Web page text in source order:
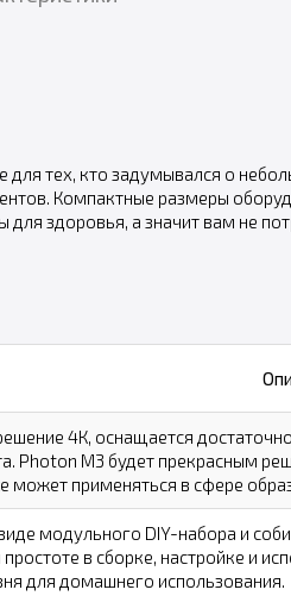
тех, кто задумывался о
Компактные размеры
здоровья, а значит вам не
4К, оснащается
Photon M3 будет прекрасным
может применяться в сфере
модульного DIY-набора и
в сборке, настройке и
для домашнего использования.